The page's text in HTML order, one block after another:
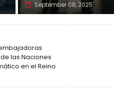
September 08, 2025
las Naciones
en el Reino